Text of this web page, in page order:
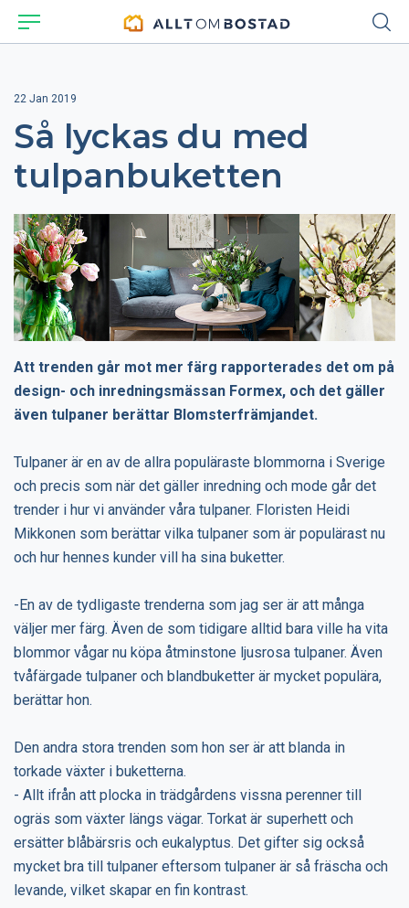
22 Jan 2019
Så lyckas du med
tulpanbuketten
Att trenden går mot mer färg rapporterades det om på
design- och inredningsmässan Formex, och det gäller
även tulpaner berättar Blomsterfrämjandet.
Tulpaner är en av de allra populäraste blommorna i Sverige
och precis som när det gäller inredning och mode går det
trender i hur vi använder våra tulpaner. Floristen Heidi
Mikkonen som berättar vilka tulpaner som är populärast nu
och hur hennes kunder vill ha sina buketter.
-En av de tydligaste trenderna som jag ser är att många
väljer mer färg. Även de som tidigare alltid bara ville ha vita
blommor vågar nu köpa åtminstone ljusrosa tulpaner. Även
tvåfärgade tulpaner och blandbuketter är mycket populära,
berättar hon.
Den andra stora trenden som hon ser är att blanda in
torkade växter i buketterna.
- Allt ifrån att plocka in trädgårdens vissna perenner till
ogräs som växter längs vägar. Torkat är superhett och
ersätter blåbärsris och eukalyptus. Det gifter sig också
mycket bra till tulpaner eftersom tulpaner är så fräscha och
levande, vilket skapar en fin kontrast.